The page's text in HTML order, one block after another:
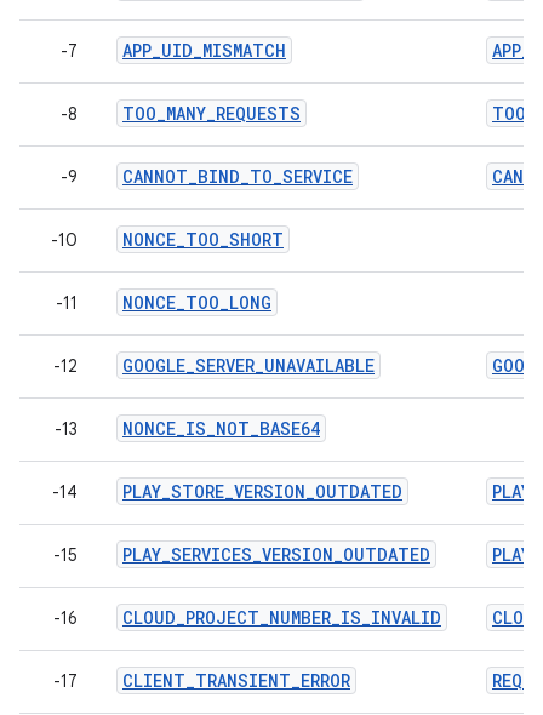
-7 APP_UID_MISMATCH
-8 TOO_MANY_REQUESTS
-9 CANNOT_BIND_TO_SERVICE
-10 NONCE_TOO_SHORT
-11 NONCE_TOO_LONG
-12 GOOGLE_SERVER_UNAVAILABLE
-13 NONCE_IS_NOT_BASE64
-14 PLAY_STORE_VERSION_OUTDATED
-15 PLAY_SERVICES_VERSION_OUTDATED
-16 CLOUD_PROJECT_NUMBER_IS_INVALID
-17 CLIENT_TRANSIENT_ERROR